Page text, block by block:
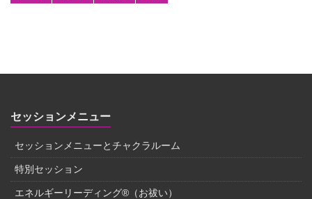
セッションメニュー
セッションメニューとチャクラルーム
特別セッション
エネルギーリーディング®（お祓い）